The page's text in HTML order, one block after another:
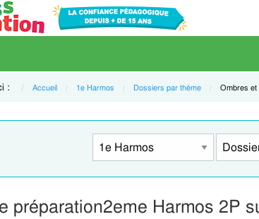
: Accueil 1e Harmos Dossiers par thème Current:
Ombres et
préparation2eme Harmos 2P